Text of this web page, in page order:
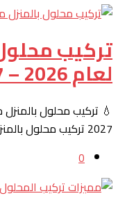
تركيب
لعام 2026 – 2027
2027 تركيب محلول بالمنزل مدينة نصر لو محتاج…
0